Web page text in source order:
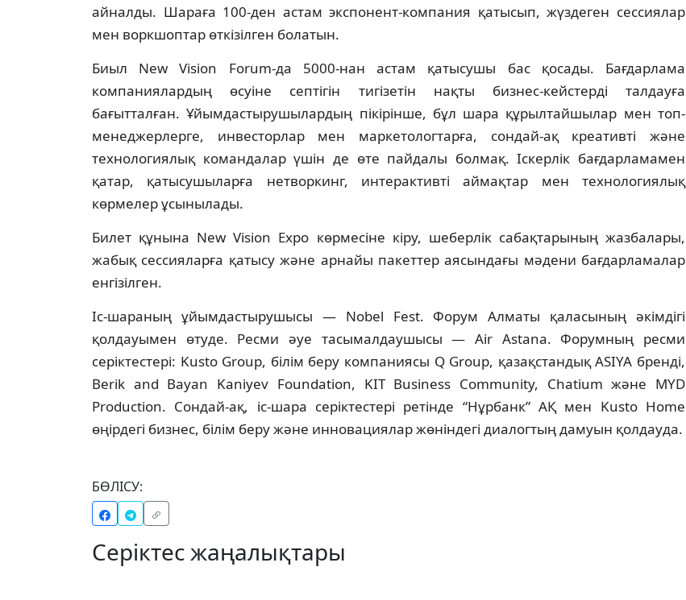
айналды. Шараға 100-ден астам экспонент-компания қатысып, жүздеген сессиялар
мен воркшоптар өткізілген болатын.
Биыл New Vision Forum-да 5000-нан астам қатысушы бас қосады. Бағдарлама
компаниялардың өсуіне септігін тигізетін нақты бизнес-кейстерді талдауға
бағытталған. Ұйымдастырушылардың пікірінше, бұл шара құрылтайшылар мен топ-
менеджерлерге, инвесторлар мен маркетологтарға, сондай-ақ креативті және
технологиялық командалар үшін де өте пайдалы болмақ. Іскерлік бағдарламамен
қатар, қатысушыларға нетворкинг, интерактивті аймақтар мен технологиялық
көрмелер ұсынылады.
Билет құнына New Vision Expo көрмесіне кіру, шеберлік сабақтарының жазбалары,
жабық сессияларға қатысу және арнайы пакеттер аясындағы мәдени бағдарламалар
енгізілген.
Іс-шараның ұйымдастырушысы — Nobel Fest. Форум Алматы қаласының әкімдігі
қолдауымен өтуде. Ресми әуе тасымалдаушысы — Air Astana. Форумның ресми
серіктестері: Kusto Group, білім беру компаниясы Q Group, қазақстандық ASIYA бренді,
Berik and Bayan Kaniyev Foundation, KIT Business Community, Chatium және MYD
Production. Сондай-ақ, іс-шара серіктестері ретінде “Нұрбанк” АҚ мен Kusto Home
өңірдегі бизнес, білім беру және инновациялар жөніндегі диалогтың дамуын қолдауда.
БӨЛІСУ:
Серіктес жаңалықтары